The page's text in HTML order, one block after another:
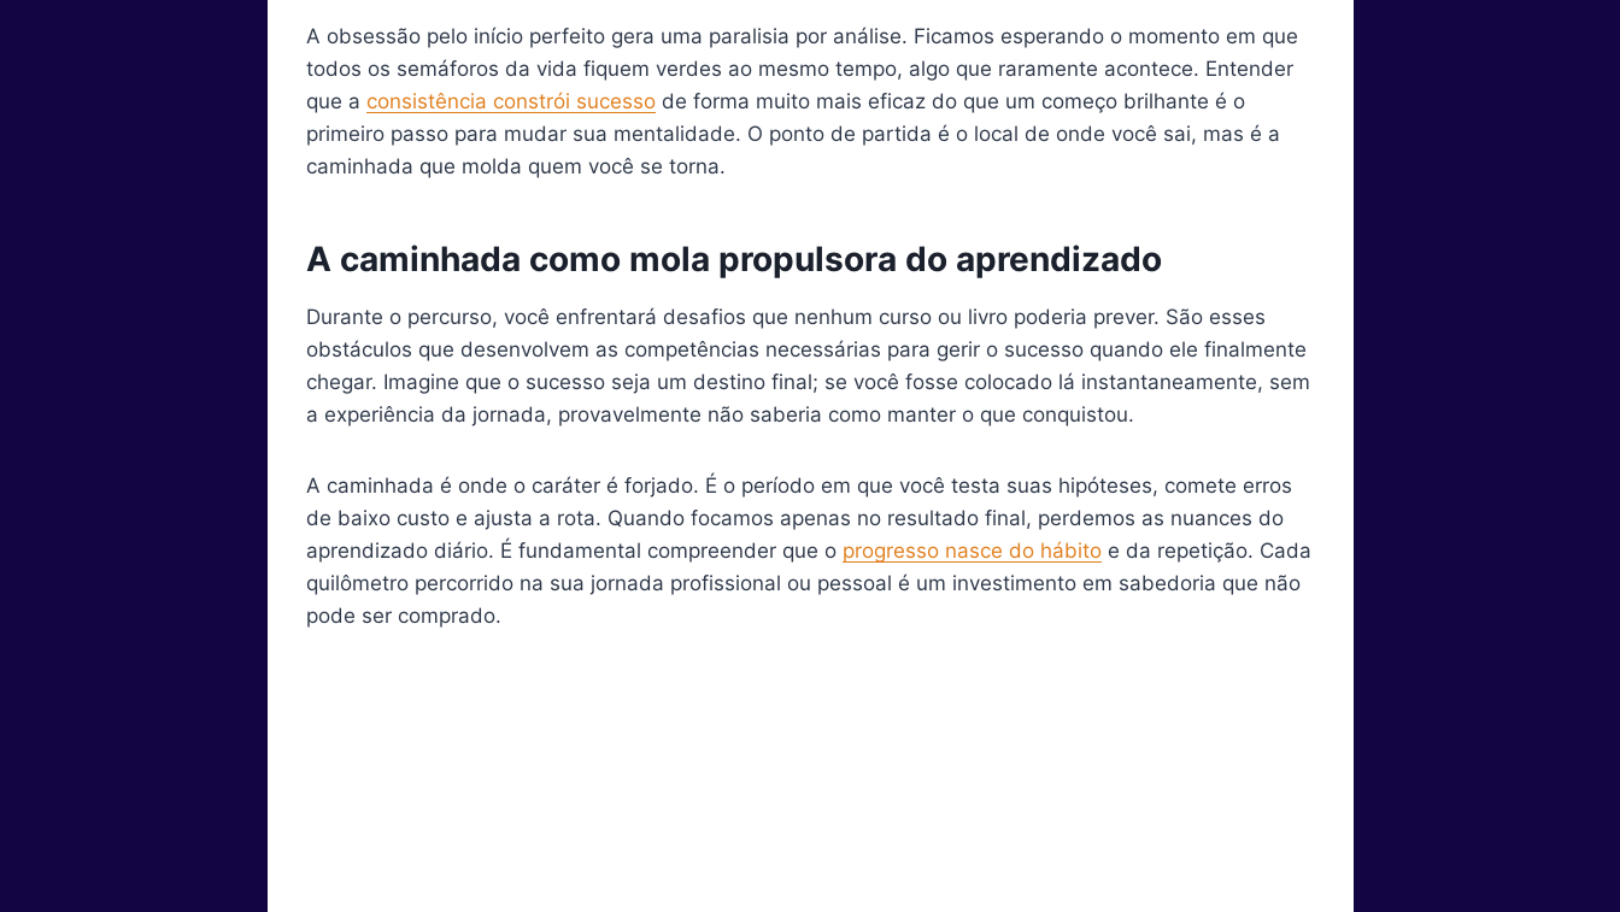
A obsessão pelo início perfeito gera uma paralisia por análise. Ficamos esperando o momento em que
todos os semáforos da vida fiquem verdes ao mesmo tempo, algo que raramente acontece. Entender
que a consistência constrói sucessode forma muito mais eficaz do que um começo brilhante é o
primeiro passo para mudar sua mentalidade. O ponto de partida é o local de onde você sai, mas é a
caminhada que molda quem você se torna.
A caminhada como mola propulsora do aprendizado
Durante o percurso, você enfrentará desafios que nenhum curso ou livro poderia prever. São esses
obstáculos que desenvolvem as competências necessárias para gerir o sucesso quando ele finalmente
chegar. Imagine que o sucesso seja um destino final; se você fosse colocado lá instantaneamente, sem
a experiência da jornada, provavelmente não saberia como manter o que conquistou.
A caminhada é onde o caráter é forjado. É o período em que você testa suas hipóteses, comete erros
de baixo custo e ajusta a rota. Quando focamos apenas no resultado final, perdemos as nuances do
aprendizado diário. É fundamental compreender que o progresso nasce do hábitoe da repetição. Cada
quilômetro percorrido na sua jornada profissional ou pessoal é um investimento em sabedoria que não
pode ser comprado.